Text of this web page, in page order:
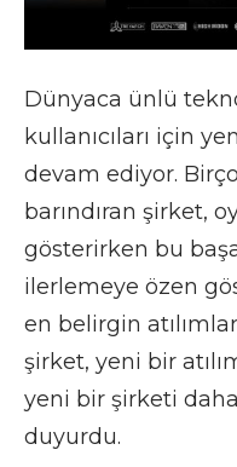
Dünyaca ünlü
kullanıcıları için
devam ediyor.
barındıran şirket,
gösterirken bu
ilerlemeye özen
en belirgin
şirket, yeni bir
yeni bir şirketi
duyurdu.